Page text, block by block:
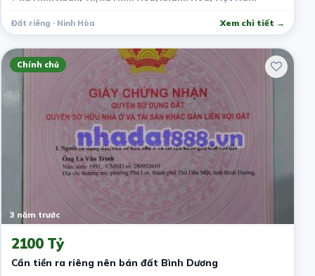
Đất riêng · Ninh Hòa Xem chi tiết →
Chính chủ
3 năm trước
2100 Tỷ
Cần tiền ra riêng nên bán đất Bình Dương